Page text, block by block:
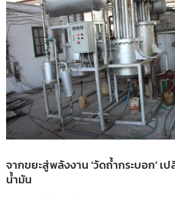
จากขยะสู่พลังงาน ‘วัดถ้ำกระบอก’
น้ำมัน